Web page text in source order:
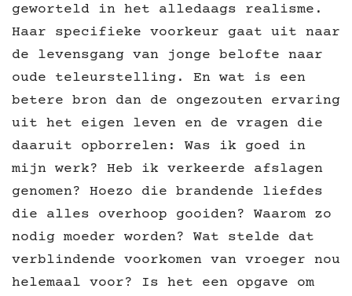
geworteld in het alledaags realisme.
Haar specifieke voorkeur gaat uit naar
de levensgang van jonge belofte naar
oude teleurstelling. En wat is een
betere bron dan de ongezouten ervaring
uit het eigen leven en de vragen die
daaruit opborrelen: Was ik goed in
mijn werk? Heb ik verkeerde afslagen
genomen? Hoezo die brandende liefdes
die alles overhoop gooiden? Waarom zo
nodig moeder worden? Wat stelde dat
verblindende voorkomen van vroeger nou
helemaal voor? Is het een opgave om